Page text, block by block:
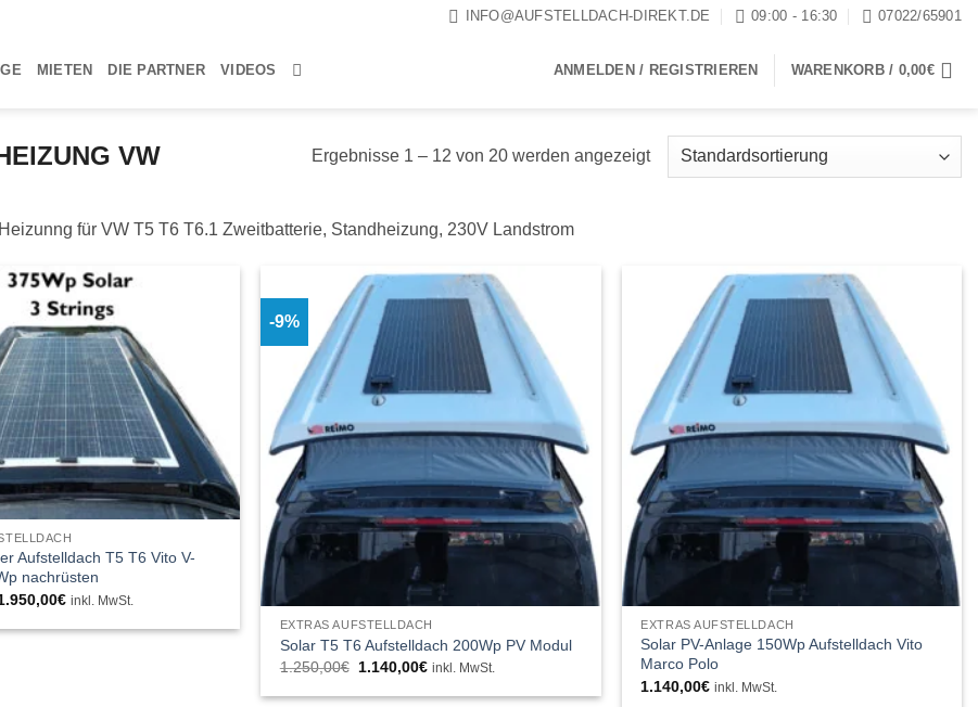
INFO@AUFSTELLDACH-DIREKT.DE 09:00 - 16:30 07022/65901
MIETEN DIE PARTNER VIDEOS ANMELDEN / REGISTRIEREN WARENKORB / 0,00€
VW Ergebnisse 1 – 12 von 20 werden angezeigt
für VW T5 T6 T6.1 Zweitbatterie, Standheizung, 230V Landstrom
Aufstelldach T5 T6 Vito V-
nachrüsten
€Aktueller
ist:
inkl. MwSt.
-9%
EXTRAS AUFSTELLDACH
Solar T5 T6 Aufstelldach 200Wp PV Modul
1.250,00€ Ursprünglicher
war:
1.140,00€Aktueller
ist:
inkl. MwSt.
EXTRAS AUFSTELLDACH
Solar PV-Anlage 150Wp Aufstelldach Vito
Marco Polo
1.140,00€ inkl. MwSt.